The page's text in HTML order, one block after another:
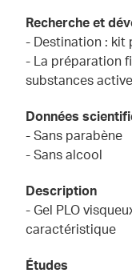
Recherche et
- Destination : kit
- La préparation
substances
Données
- Sans parabène
- Sans alcool
Description
- Gel PLO
caractéristique
Études